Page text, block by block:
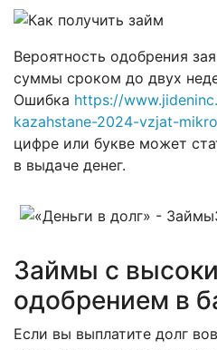
Вероятность одобрения
суммы сроком до двух
Ошибка https://
kazahstane-2024-vzjat-
цифре или букве может
в выдаче денег.
Займы с
одобрением в
Если вы выплатите долг